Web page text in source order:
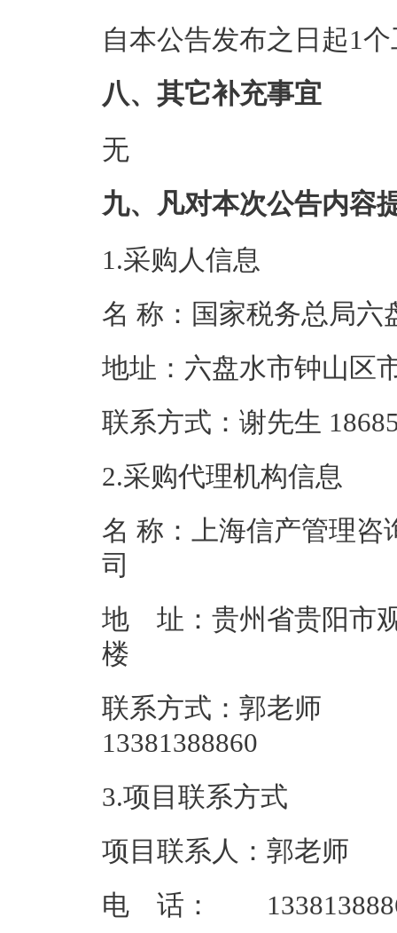
自本公告发布之日起1
八、其它补充事宜
无
九、凡对本次公告内容
1.采购人信息
名 称：国家税务
地址：六盘水
联系方式：谢先
2.采购代理机构信息
名 称：上海信产管理咨
地 址：贵州省贵阳市
联系方式：郭老师
3.项目联系方式
项目联系人：郭老师
电 话：